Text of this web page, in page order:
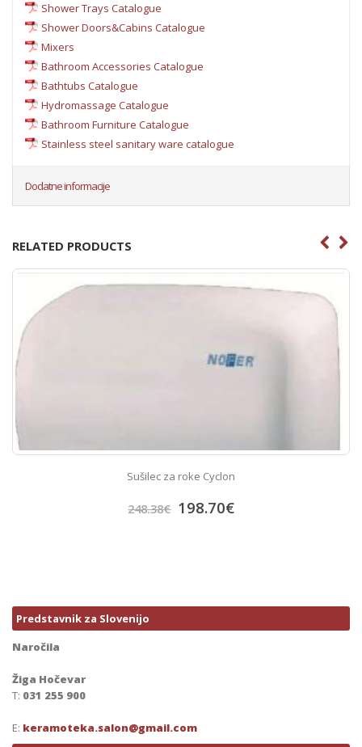
Shower Trays Catalogue
Shower Doors&Cabins Catalogue
Mixers
Bathroom Accessories Catalogue
Bathtubs Catalogue
Hydromassage Catalogue
Bathroom Furniture Catalogue
Stainless steel sanitary ware catalogue
Dodatne informacije
RELATED PRODUCTS
Sušilec za roke Cyclon
248.38€ 198.70€
Predstavnik za Slovenijo
Naročila
Žiga Hočevar
T: 031 255 900
E: keramoteka.salon@gmail.com